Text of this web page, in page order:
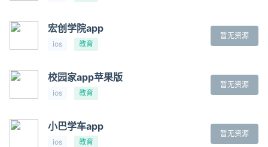
宏创学院app
ios 教育
暂无资源
校园家app苹果版
ios 教育
暂无资源
小巴学车app
ios 教育
暂无资源